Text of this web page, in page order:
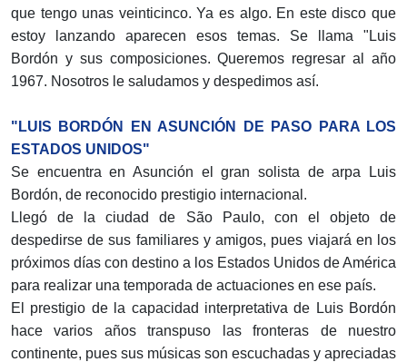
que tengo unas veinticinco. Ya es algo. En este disco que
estoy lanzando aparecen esos temas. Se llama "Luis
Bordón y sus composiciones. Queremos regresar al año
1967. Nosotros le saludamos y despedimos así.
"LUIS BORDÓN EN ASUNCIÓN DE PASO PARA LOS
ESTADOS UNIDOS"
Se encuentra en Asunción el gran solista de arpa Luis
Bordón, de reconocido prestigio internacional.
Llegó de la ciudad de São Paulo, con el objeto de
despedirse de sus familiares y amigos, pues viajará en los
próximos días con destino a los Estados Unidos de América
para realizar una temporada de actuaciones en ese país.
El prestigio de la capacidad interpretativa de Luis Bordón
hace varios años transpuso las fronteras de nuestro
continente, pues sus músicas son escuchadas y apreciadas